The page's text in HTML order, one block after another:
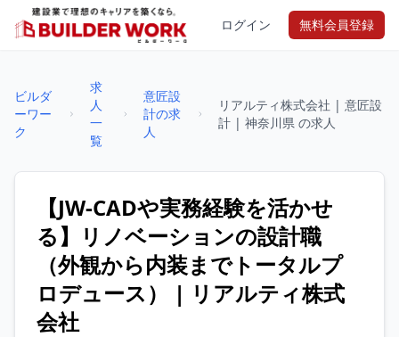
ログイン 無料会員登録
ビルダ
ーワー
ク
求
人
一
覧
意匠設
計の求
人
リアルティ株式会社 | 意匠設
計 | 神奈川県 の求人
【JW-CADや実務経験を活かせ
る】リノベーションの設計職
（外観から内装までトータルプ
ロデュース） | リアルティ株式
会社